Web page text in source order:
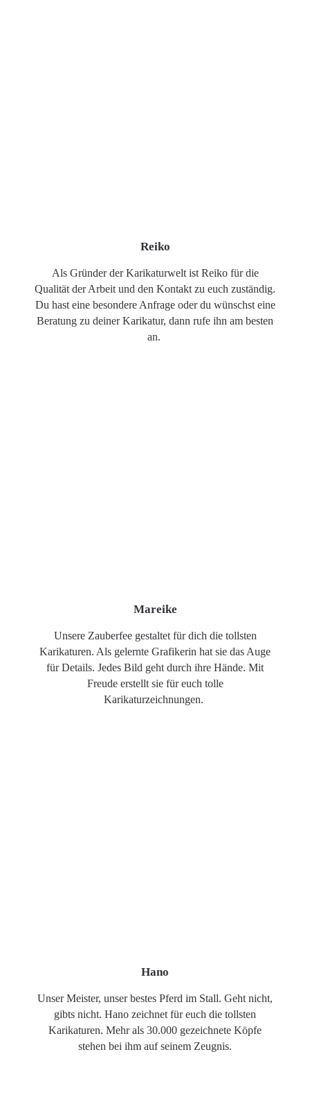
Reiko
Als Gründer der Karikaturwelt ist Reiko für die
Qualität der Arbeit und den Kontakt zu euch zuständig.
Du hast eine besondere Anfrage oder du wünschst eine
Beratung zu deiner Karikatur, dann rufe ihn am besten
an.
Mareike
Unsere Zauberfee gestaltet für dich die tollsten
Karikaturen. Als gelernte Grafikerin hat sie das Auge
für Details. Jedes Bild geht durch ihre Hände. Mit
Freude erstellt sie für euch tolle
Karikaturzeichnungen.
Hano
Unser Meister, unser bestes Pferd im Stall. Geht nicht,
gibts nicht. Hano zeichnet für euch die tollsten
Karikaturen. Mehr als 30.000 gezeichnete Köpfe
stehen bei ihm auf seinem Zeugnis.